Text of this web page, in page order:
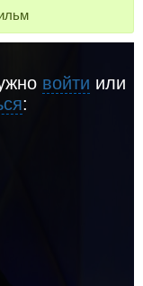
войти или
: